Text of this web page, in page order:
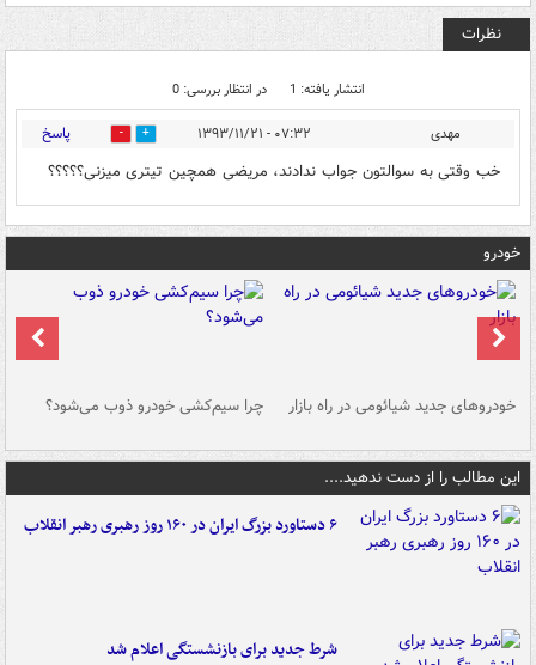
نظرات
انتشار یافته: 1 در انتظار بررسی: 0
مهدی ۰۷:۳۲ - ۱۳۹۳/۱۱/۲۱ 0 پاسخ
خب وقتی به سوالتون جواب ندادند، مریضی همچین تیتری میزنی؟؟؟؟؟
خودرو
خودروهای جدید شیائومی در راه بازار چرا سیم‌کشی خودرو ذوب می‌شود؟
این مطالب را از دست ندهید....
۶ دستاورد بزرگ ایران در ۱۶۰ روز رهبری رهبر انقلاب
شرط جدید برای بازنشستگی اعلام شد